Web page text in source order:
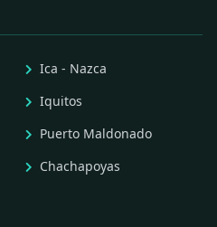
Ica - Nazca
Iquitos
Puerto Maldonado
Chachapoyas